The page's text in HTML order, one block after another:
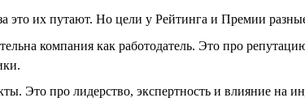
это их путают. Но цели у Рейтинга и Премии
компания как работодатель. Это про
Это про лидерство, экспертность и влияние